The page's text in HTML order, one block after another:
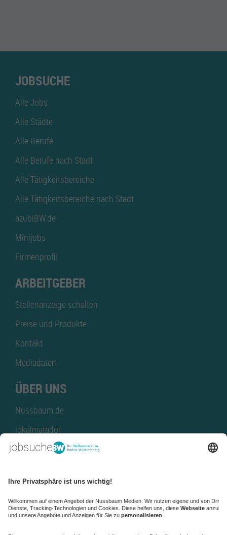
JOBSUCHE
Alle Jobs
Alle Städte
Alle Berufe
Alle Berufe nach Stadt
Alle Tätigkeitsbereiche
Alle Tätigkeitsbereiche nach Stadt
azubiBW.de
Minijobs
Firmenprofil
ARBEITGEBER
Stellenanzeige schalten
Preise und Produkte
Kontakt
Mediadaten
ÜBER UNS
Nussbaum.de
lokalmatador
kaufinBW
NussbaumID
Nussbaum Medien